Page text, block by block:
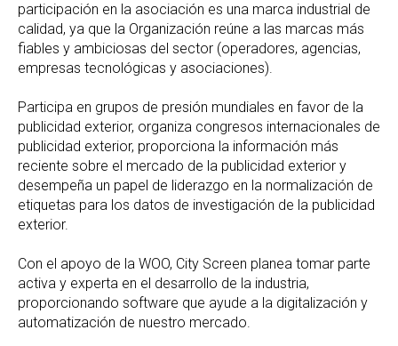
participación en la asociación es una marca industrial de
calidad, ya que la Organización reúne a las marcas más
fiables y ambiciosas del sector (operadores, agencias,
empresas tecnológicas y asociaciones).
Participa en grupos de presión mundiales en favor de la
publicidad exterior, organiza congresos internacionales de
publicidad exterior, proporciona la información más
reciente sobre el mercado de la publicidad exterior y
desempeña un papel de liderazgo en la normalización de
etiquetas para los datos de investigación de la publicidad
exterior.
Con el apoyo de la WOO, City Screen planea tomar parte
activa y experta en el desarrollo de la industria,
proporcionando software que ayude a la digitalización y
automatización de nuestro mercado.